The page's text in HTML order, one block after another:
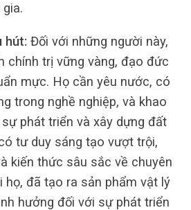
hút: Đối với những người này,
chính trị vững vàng, đạo đức
mực. Họ cần yêu nước, có
trong nghề nghiệp, và khao
phát triển và xây dựng đất
tư duy sáng tạo vượt trội,
kiến thức sâu sắc về chuyên
họ, đã tạo ra sản phẩm vật lý
hưởng đối với sự phát triển